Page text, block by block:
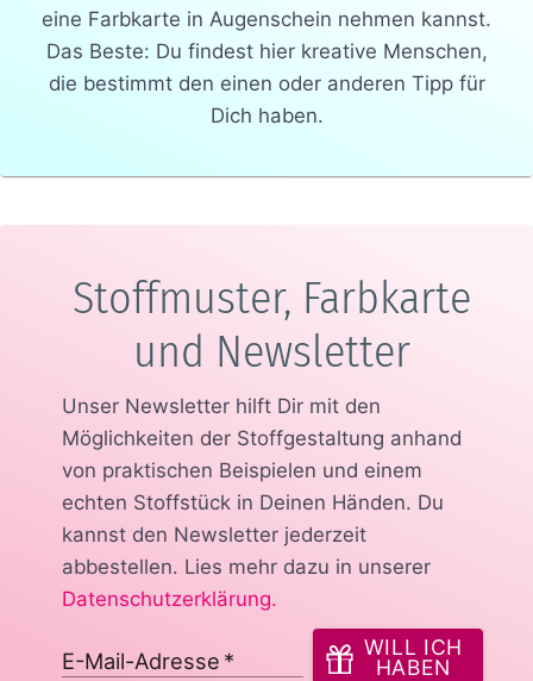
eine Farbkarte in Augenschein nehmen kannst.
Das Beste: Du findest hier kreative Menschen,
die bestimmt den einen oder anderen Tipp für
Dich haben.
Stoffmuster, Farbkarte
und Newsletter
Unser Newsletter hilft Dir mit den
Möglichkeiten der Stoffgestaltung anhand
von praktischen Beispielen und einem
echten Stoffstück in Deinen Händen. Du
kannst den Newsletter jederzeit
abbestellen. Lies mehr dazu in unserer
Datenschutzerklärung.
E-Mail-Adresse *
WILL ICH
HABEN